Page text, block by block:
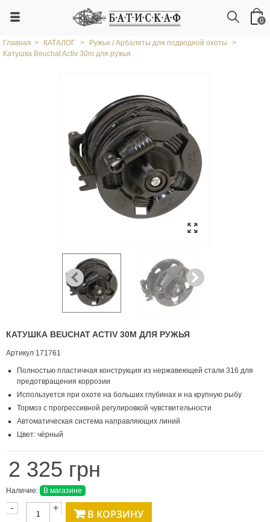
0
Главная > КАТАЛОГ > Ружья / Арбалеты для подводной охоты
>
Катушка Beuchat Activ 30m для ружья
КАТУШКА BEUCHAT ACTIV 30M ДЛЯ РУЖЬЯ
Артикул 171761
Полностью пластичная конструкция из нержавеющей стали 316 для
предотвращения коррозии
Используется при охоте на больших глубинах и на крупную рыбу
Тормоз с прогрессивной регулировкой чувствительности
Автоматическая система направляющих линий
Цвет: чёрный
2 325 грн
Наличие: В магазине
- + В КОРЗИНУ